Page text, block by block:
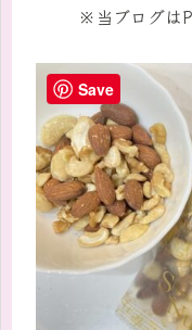
※当ブログは
Save